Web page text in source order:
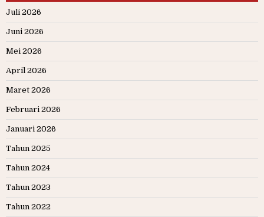
Juli 2026
Juni 2026
Mei 2026
April 2026
Maret 2026
Februari 2026
Januari 2026
Tahun 2025
Tahun 2024
Tahun 2023
Tahun 2022